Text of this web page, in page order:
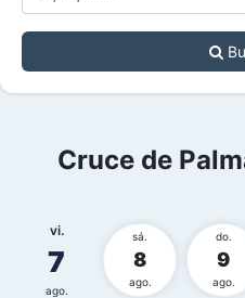
Cruce de
vi.
7
ago.
sá.
8
ago.
do.
9
ago.